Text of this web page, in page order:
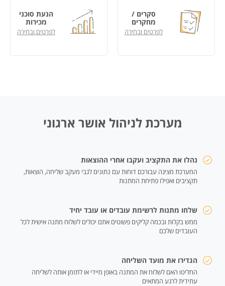
סקרים /
מחקרים
לפרטים ובחירה
הנעת סוכני
מכירות
לפרטים ובחירה
מערכת לניהול אושר ארגוני
נהלו את התקציב ועקבו אחרי ההוצאות
המערכת מציגה עבורכם דוחות עם נתונים לגבי מעקב שליחה, הוצאות,
תקציבים ואפילו פתיחת המתנות
שלחו מתנות לרשימת עובדים או עובד יחיד
ממש בקלות ובכמה קליקים פשוטים אתם יכולים לשלוח מתנה אישית לכל
העובדים שלכם
הגדירו את מועד השליחה
החליטו האם לשלוח את המתנה באופן מיידי או לתזמן אותה לשליחה
עתידית לרגע המתאים